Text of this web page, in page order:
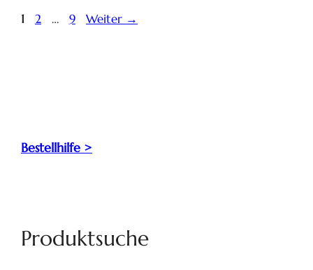
1 2 … 9 Weiter →
Bestellhilfe >
Produktsuche